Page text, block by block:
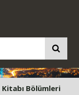
Bölümleri